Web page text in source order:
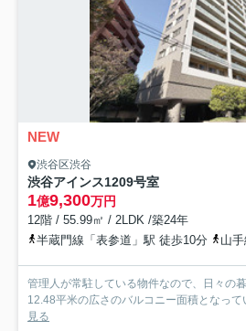
NEW
渋谷区渋谷
渋谷アインス1209号室
1億9,300万円
12階 / 55.99㎡ / 2LDK /築24年
半蔵門線「表参道」駅 徒歩10分
山
管理人が常駐している物件なので、日々の
12.48平米の広さのバルコニー面積となって
見る